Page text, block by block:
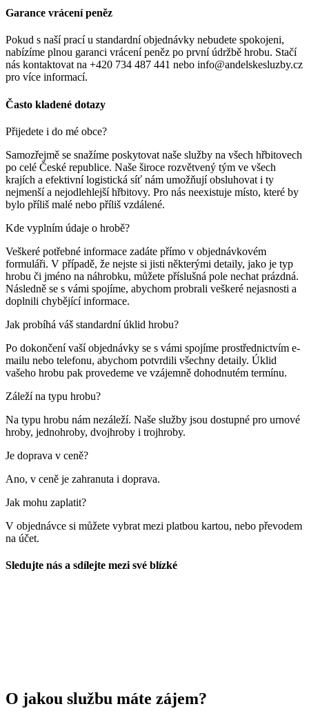
Garance vrácení peněz
Pokud s naší prací u standardní objednávky nebudete spokojeni,
nabízíme plnou garanci vrácení peněz po první údržbě hrobu. Stačí
nás kontaktovat na +420 734 487 441 nebo info@andelskesluzby.cz
pro více informací.
Často kladené dotazy
Přijedete i do mé obce?
Samozřejmě se snažíme poskytovat naše služby na všech hřbitovech
po celé České republice. Naše široce rozvětvený tým ve všech
krajích a efektivní logistická síť nám umožňují obsluhovat i ty
nejmenší a nejodlehlejší hřbitovy. Pro nás neexistuje místo, které by
bylo příliš malé nebo příliš vzdálené.
Kde vyplním údaje o hrobě?
Veškeré potřebné informace zadáte přímo v objednávkovém
formuláři. V případě, že nejste si jisti některými detaily, jako je typ
hrobu či jméno na náhrobku, můžete příslušná pole nechat prázdná.
Následně se s vámi spojíme, abychom probrali veškeré nejasnosti a
doplnili chybějící informace.
Jak probíhá váš standardní úklid hrobu?
Po dokončení vaší objednávky se s vámi spojíme prostřednictvím e-
mailu nebo telefonu, abychom potvrdili všechny detaily. Úklid
vašeho hrobu pak provedeme ve vzájemně dohodnutém termínu.
Záleží na typu hrobu?
Na typu hrobu nám nezáleží. Naše služby jsou dostupné pro urnové
hroby, jednohroby, dvojhroby i trojhroby.
Je doprava v ceně?
Ano, v ceně je zahranuta i doprava.
Jak mohu zaplatit?
V objednávce si můžete vybrat mezi platbou kartou, nebo převodem
na účet.
Sledujte nás a sdílejte mezi své blízké
O jakou službu máte zájem?